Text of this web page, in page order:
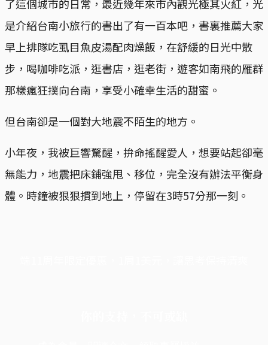
了這個城市的日常，最近幾年來市內觀光極其火紅，光
是介紹台南小旅行的書出了有一百本吧，書裏推薦大家
早上排隊吃虱目魚皮湯配肉燥飯，在舒緩的日光中散
步，喝咖啡吃派，逛書店，逛老街，遊客如南飛的雁群
那樣瘋狂撲向台南，享受小確幸生活的甜蜜。
但台南卻是一個對大地震不陌生的地方。
小年夜，我被巨響驚醒，拚命搖醒愛人，想要站起卻毫
無能力，地震把床鋪強甩、移位，完全沒有辦法平衡身
體。時鐘被狠狠摜到地上，停留在3時57分那一刻。